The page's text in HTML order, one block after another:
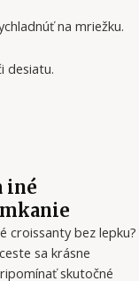
na mriežku.
desiatu.
iné
croissanty bez lepku?
sa krásne
skutočné